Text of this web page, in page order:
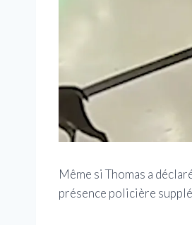
Même si Thomas a
présence policière